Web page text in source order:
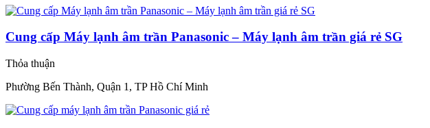
Cung cấp Máy lạnh âm trần Panasonic – Máy lạnh âm trần giá rẻ SG
Thỏa thuận
Phường Bến Thành, Quận 1, TP Hồ Chí Minh